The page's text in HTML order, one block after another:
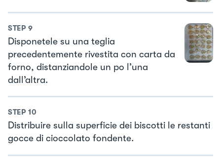
STEP 9
Disponetele su una teglia
precedentemente rivestita con carta da
forno, distanziandole un po l’una
dall’altra.
STEP 10
Distribuire sulla superficie dei biscotti le restanti
gocce di cioccolato fondente.